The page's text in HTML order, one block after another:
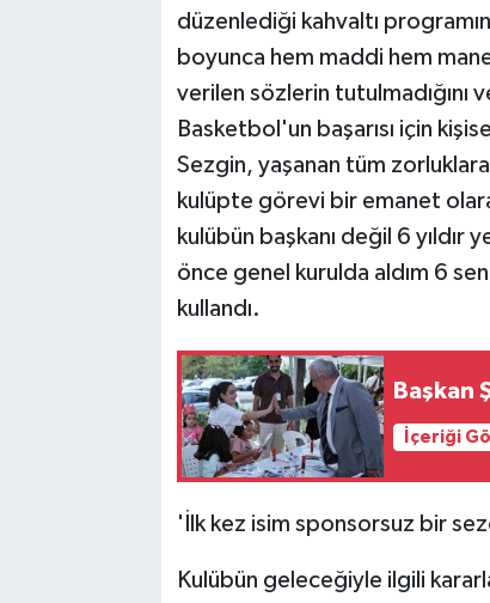
düzenlediği kahvaltı
boyunca hem maddi hem
verilen sözlerin tutulmadığını
Basketbol'un başarısı için
Sezgin, yaşanan tüm
kulüpte görevi bir emanet
kulübün başkanı değil 6 yıldır
önce genel kurulda aldım 6
kullandı.
Başkan
İçeriği
'İlk kez isim sponsorsuz bir
Kulübün geleceğiyle ilgili